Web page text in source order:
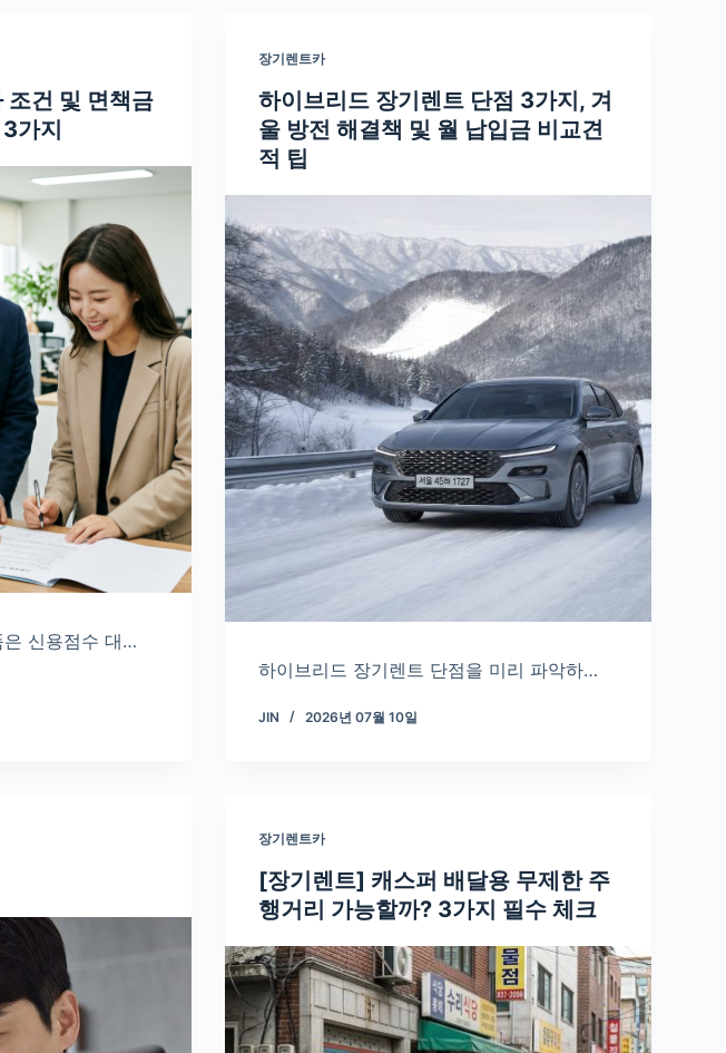
조건 및 면책금
가지
은 신용점수 대…
장기렌트카
하이브리드 장기렌트 단점 3가지, 겨
울 방전 해결책 및 월 납입금 비교견
적 팁
하이브리드 장기렌트 단점을 미리 파악하…
JIN 2026년 07월 10일
장기렌트카
[장기렌트] 캐스퍼 배달용 무제한 주
행거리 가능할까? 3가지 필수 체크